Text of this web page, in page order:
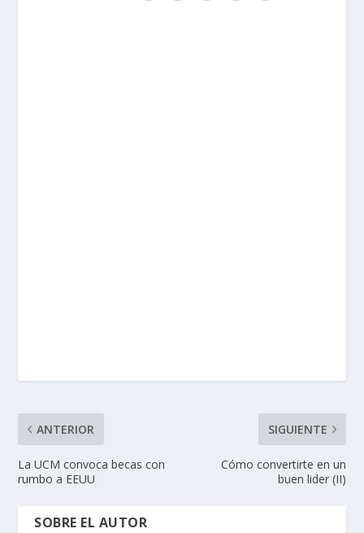
ANTERIOR
La UCM convoca becas con
rumbo a EEUU
SIGUIENTE
Cómo convertirte en un
buen lider (II)
SOBRE EL AUTOR